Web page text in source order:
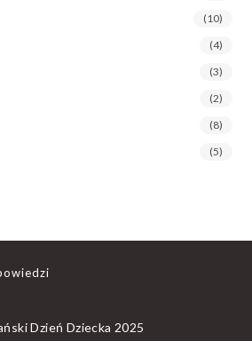
(10)
(4)
(3)
(2)
(8)
(5)
Dzień Dziecka 2025